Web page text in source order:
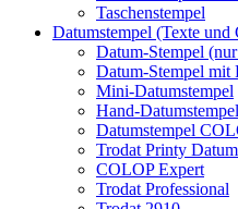
Taschenstempel
Datumstempel (Texte
Datum-Stempel
Datum-Stempel mit
Mini-Datumstempel
Hand-Datumstempel
Datumstempel
Trodat Printy
COLOP Expert
Trodat Professional